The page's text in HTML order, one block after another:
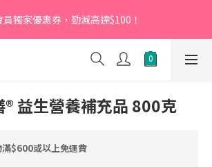
至2026月12月31日，首次下單輸入優惠碼
「NEW95」即可享95折
獨家優惠券，勁減高達$100！
至2026月12月31日，首次下單輸入優惠碼
「NEW95」即可享95折
® 益生營養補充品 800克
$600或以上免運費